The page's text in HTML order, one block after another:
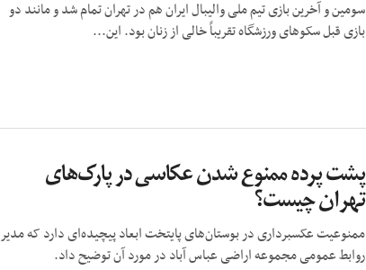
سومین و آخرین بازی تیم ملی والیبال ایران هم در تهران تمام شد و مانند دو
بازی قبل سکو‌های ورزشگاه تقریباً خالی از زنان بود. این...
پشت پرده ممنوع شدن عکاسی در پارک‌های
تهران چیست؟
ممنوعیت عکسبرداری در بوستان‌های پایتخت ابعاد پیچیده‌ای دارد که مدیر
روابط عمومی مجموعه اراضی عباس آباد در مورد آن توضیح داد.